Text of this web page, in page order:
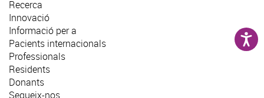
Recerca
Innovació
Informació per a
Pacients internacionals
Professionals
Residents
Donants
Segueix-nos